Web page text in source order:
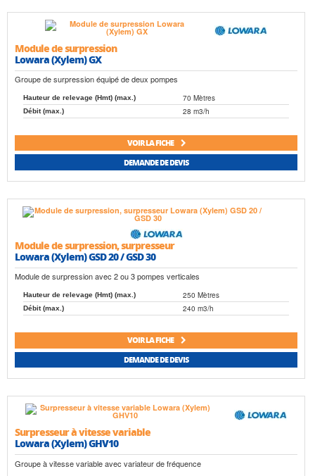
Module de surpression
Lowara (Xylem) GX
Groupe de surpression équipé de deux pompes
Hauteur de relevage (Hmt) (max.) 70 Mètres
Débit (max.) 28 m3/h
VOIR LA FICHE
DEMANDE DE DEVIS
Module de surpression, surpresseur
Lowara (Xylem) GSD 20 / GSD 30
Module de surpression avec 2 ou 3 pompes verticales
Hauteur de relevage (Hmt) (max.) 250 Mètres
Débit (max.) 240 m3/h
VOIR LA FICHE
DEMANDE DE DEVIS
Surpresseur à vitesse variable
Lowara (Xylem) GHV10
Groupe à vitesse variable avec variateur de fréquence